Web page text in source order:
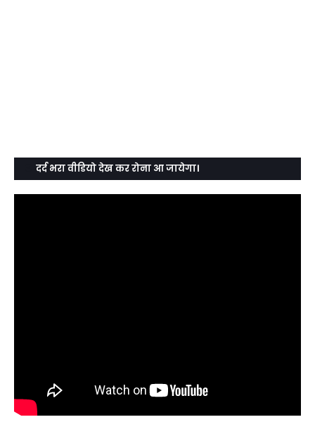
दर्द भरा वीडियो देख कर रोना आ जायेगा।